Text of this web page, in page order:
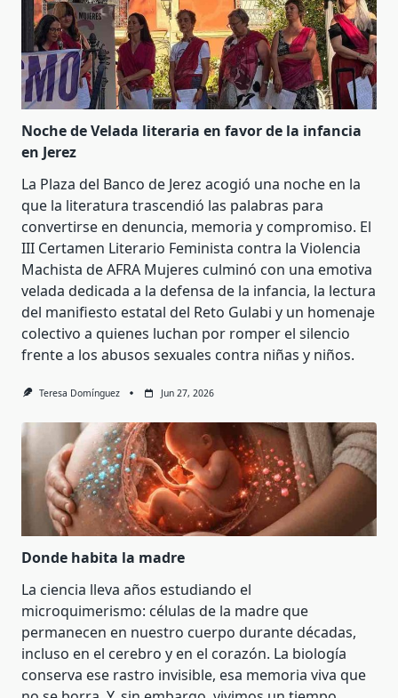
Noche de Velada literaria en favor de la infancia
en Jerez
La Plaza del Banco de Jerez acogió una noche en la
que la literatura trascendió las palabras para
convertirse en denuncia, memoria y compromiso. El
III Certamen Literario Feminista contra la Violencia
Machista de AFRA Mujeres culminó con una emotiva
velada dedicada a la defensa de la infancia, la lectura
del manifiesto estatal del Reto Gulabi y un homenaje
colectivo a quienes luchan por romper el silencio
frente a los abusos sexuales contra niñas y niños.
Teresa Domínguez Jun 27, 2026
Donde habita la madre
La ciencia lleva años estudiando el
microquimerismo: células de la madre que
permanecen en nuestro cuerpo durante décadas,
incluso en el cerebro y en el corazón. La biología
conserva ese rastro invisible, esa memoria viva que